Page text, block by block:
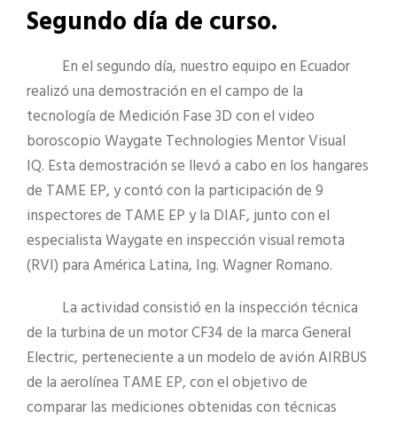
Segundo día de curso.
En el segundo día, nuestro equipo en Ecuador
realizó una demostración en el campo de la
tecnología de Medición Fase 3D con el video
boroscopio Waygate Technologies Mentor Visual
IQ. Esta demostración se llevó a cabo en los hangares
de TAME EP, y contó con la participación de 9
inspectores de TAME EP y la DIAF, junto con el
especialista Waygate en inspección visual remota
(RVI) para América Latina, Ing. Wagner Romano.
La actividad consistió en la inspección técnica
de la turbina de un motor CF34 de la marca General
Electric, perteneciente a un modelo de avión AIRBUS
de la aerolínea TAME EP, con el objetivo de
comparar las mediciones obtenidas con técnicas